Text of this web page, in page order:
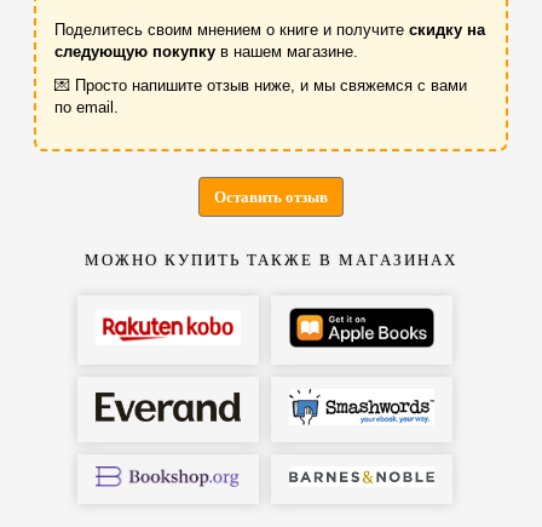
Поделитесь своим мнением о книге и получите скидку на
следующую покупку в нашем магазине.
💌 Просто напишите отзыв ниже, и мы свяжемся с вами
по email.
Оставить отзыв
МОЖНО КУПИТЬ ТАКЖЕ В МАГАЗИНАХ